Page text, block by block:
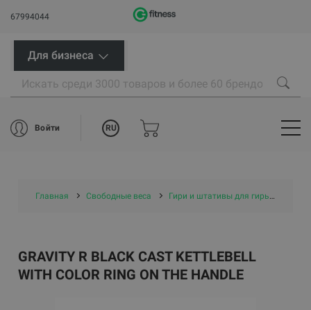
67994044
Для бизнеса
Войти RU
Главная Свободные веса Гири и штативы для гирь
GRAVITY R BLACK CAST KETTLEBELL
WITH COLOR RING ON THE HANDLE